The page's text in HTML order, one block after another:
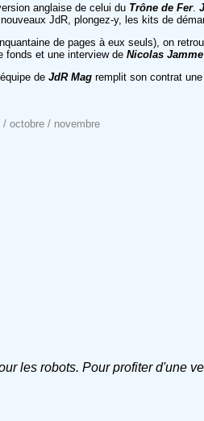
anglaise de celui du Trône de Fer.
JdR, plongez-y, les kits de
de pages à eux seuls), on
fonds et une interview de Nicolas Jamme
de JdR Mag remplit son contrat
octobre / novembre
les robots. Pour profiter d'une